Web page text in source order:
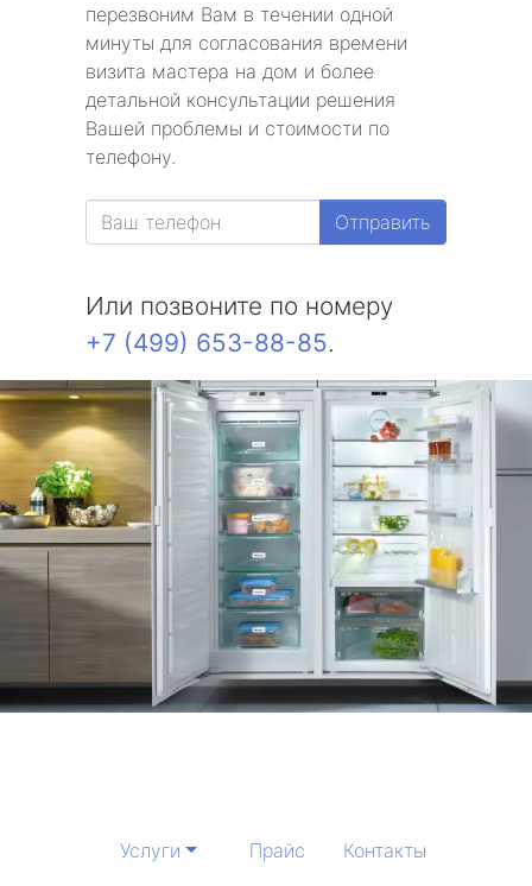
перезвоним Вам в течении одной
минуты для согласования времени
визита мастера на дом и более
детальной консультации решения
Вашей проблемы и стоимости по
телефону.
Отправить
Или позвоните по номеру
+7 (499) 653-88-85.
Услуги Прайс
Контакты